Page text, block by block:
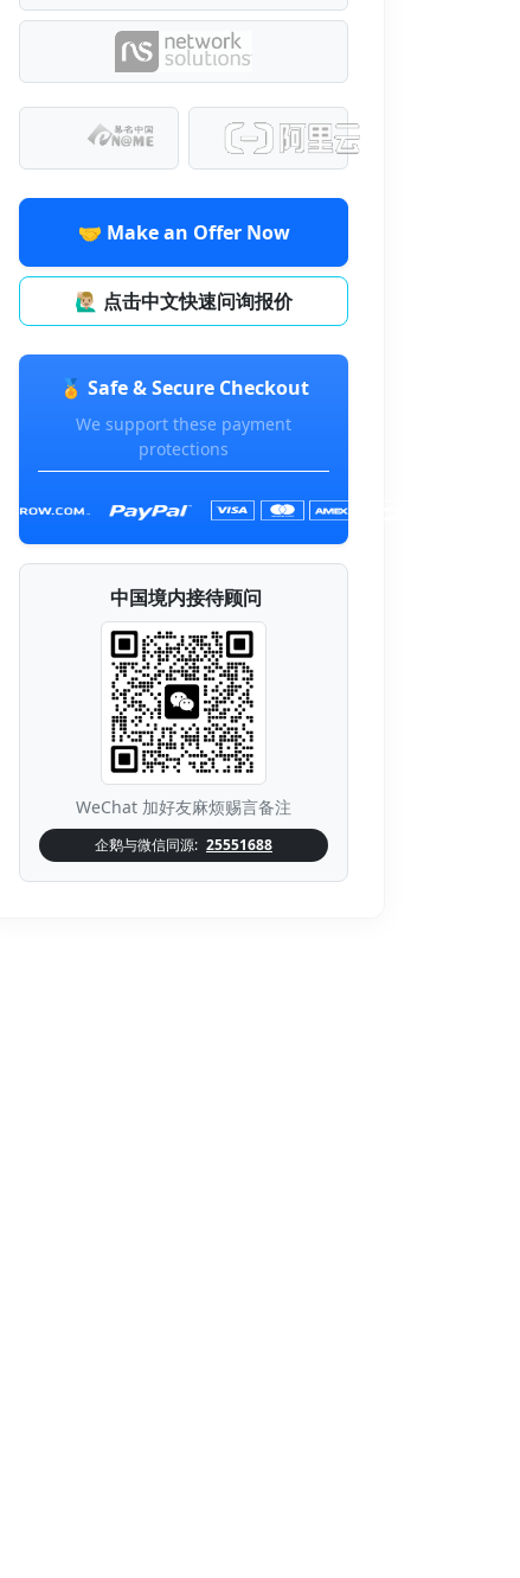
🤝 Make an Offer Now
🙋🏼‍♂️ 点击中文快速问询报价
🏅 Safe & Secure Checkout
We support these payment
protections
中国境内接待顾问
WeChat 加好友麻烦赐言备注
企鹅与微信同源: 25551688